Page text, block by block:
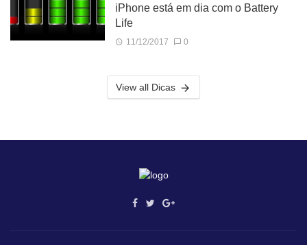
iPhone está em dia com o Battery
Life
11/12/2017 0
View all Dicas